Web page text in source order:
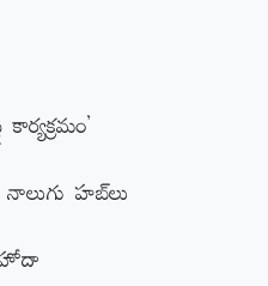
హబ్‌లు
హోదా